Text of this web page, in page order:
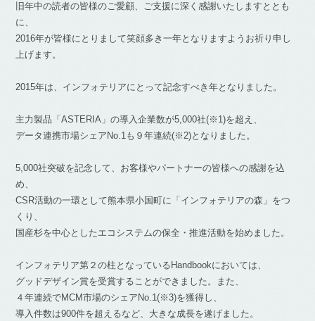
旧年中の読者の皆様のご愛顧、ご支援に深く感謝いたしますととも
に、
2016年が皆様にとりまして笑顔多き一年となりますようお祈り申し
上げます。
2015年は、インフォテリアにとって記念すべき年となりました。
主力製品「ASTERIA」の導入企業数が5,000社(※1)を超え、
データ連携市場シェアNo.1も９年連続(※2)となりました。
5,000社突破を記念して、お客様やパートナーの皆様への感謝を込
め、
CSR活動の一環として熊本県小国町に「インフォテリアの森」をつ
くり、
国産杉を中心としたエコシステムの保全・推進活動を始めました。
インフォテリア第２の柱となっているHandbookにおいては、
グッドデザイン賞を受賞することができました。また、
４年連続でMCM市場のシェアNo.1(※3)を獲得し、
導入件数は900件を超えるなど、大きな成長を遂げました。